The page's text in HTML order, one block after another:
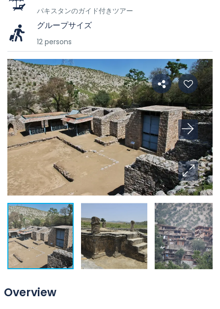
パキスタンのガイド付きツアー
グループサイズ
12 persons
Overview